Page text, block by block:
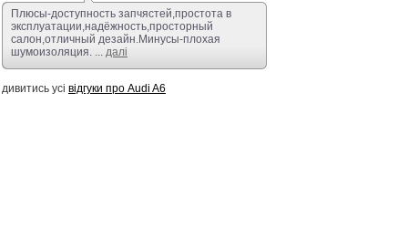
Плюсы-доступность запчястей,простота в
эксплуатации,надёжность,просторный
салон,отличный дезайн.Минусы-плохая
шумоизоляция. ... далі
дивитись усі відгуки про Audi A6